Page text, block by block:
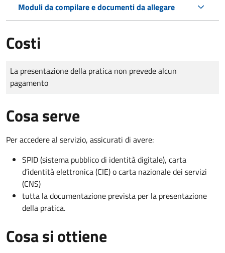
Moduli da compilare e documenti da allegare
Costi
Tipo di pagamento
Importo
La presentazione della pratica non prevede alcun
pagamento
Cosa serve
Per accedere al servizio, assicurati di avere:
SPID (sistema pubblico di identità digitale), carta
d’identità elettronica (CIE) o carta nazionale dei servizi
(CNS)
tutta la documentazione prevista per la presentazione
della pratica.
Cosa si ottiene